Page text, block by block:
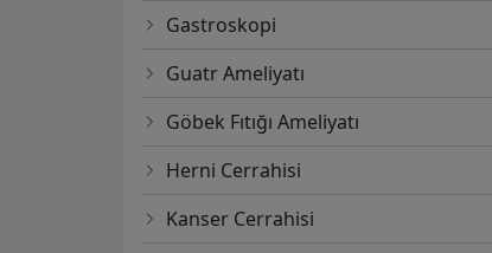
Gastroskopi
Guatr Ameliyatı
Göbek Fıtığı Ameliyatı
Herni Cerrahisi
Kanser Cerrahisi